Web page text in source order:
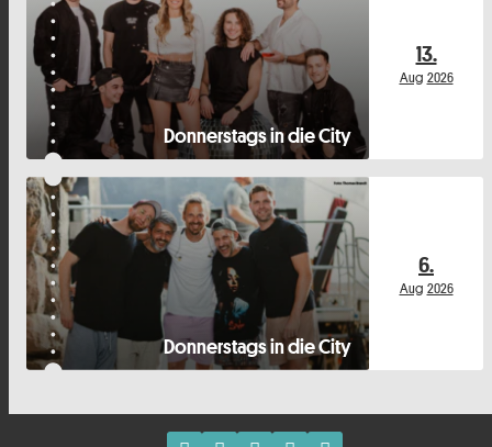
Donnerstags in die City
13.
Aug 2026
Donnerstags in die City
6.
Aug 2026